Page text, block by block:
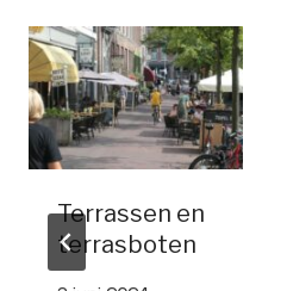
Terrassen en
terrasboten